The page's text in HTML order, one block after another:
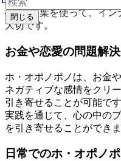
4つの言葉を使って、イ
大切です。
お金や恋愛の問題解
ホ・オポノポノは、お金
ネガティブな感情をクリ
引き寄せることが可能です
実践を通じて、心の中の
を引き寄せることができま
日常でのホ・オポノ
閉じる